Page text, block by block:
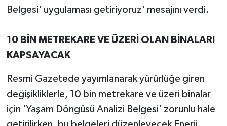
Belgesi' uygulaması getiriyoruz' mesajını verdi.
10 BİN METREKARE VE ÜZERİ OLAN BİNALARI
KAPSAYACAK
Resmi Gazetede yayımlanarak yürürlüğe giren
değişikliklerle, 10 bin metrekare ve üzeri binalar
için 'Yaşam Döngüsü Analizi Belgesi' zorunlu hale